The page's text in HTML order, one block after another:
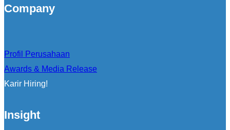
Company
Profil Perusahaan
Awards & Media Release
Karir Hiring!
Insight